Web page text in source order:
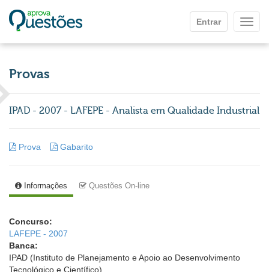
Entrar
Provas
IPAD - 2007 - LAFEPE - Analista em Qualidade Industrial
Prova Gabarito
Informações Questões On-line
Concurso:
LAFEPE - 2007
Banca:
IPAD (Instituto de Planejamento e Apoio ao Desenvolvimento
Tecnológico e Científico)